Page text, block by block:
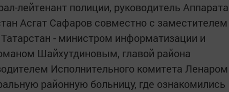
лейтенант полиции, руководитель Аппарата
Асгат Сафаров совместно с заместителем
- министром информатизации и
Шайхутдиновым, главой района
Исполнительного комитета Ленаром
районную больницу, где ознакомились